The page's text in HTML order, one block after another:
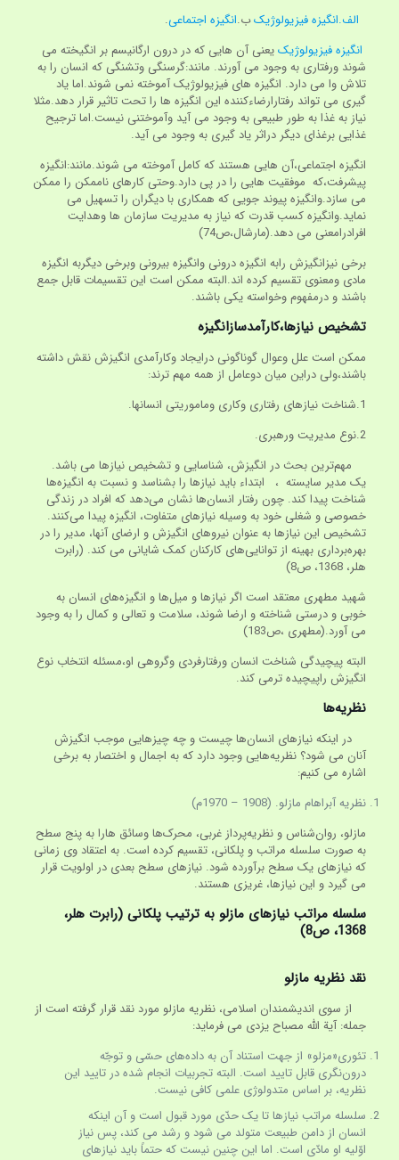
الف.انگیزه فیزیولوژیکب.انگیزه اجتماعی.
انگیزه فیزیولوژیکیعنی آن هایی که در درون ارگانیسم بر انگیخته می
شوند ورفتاری به وجود می آورند. مانند:گرسنگی وتشنگی که انسان را به
تلاش وا می دارد. انگیزه های فیزیولوژیک آموخته نمی شوند.اما یاد
گیری می تواند رفتارارضاءکننده این انگیزه ها را تحت تاثیر قرار دهد.مثلا
نیاز به غذا به طور طبیعی به وجود می آید وآموختنی نیست.اما ترجیح
غذایی برغذای دیگر دراثر یاد گیری به وجود می آید.
انگیزه اجتماعی،آن هایی هستند که کامل آموخته می شوند.مانند:انگیزه
پیشرفت،که موفقیت هایی را در پی دارد.وحتی کارهای ناممکن را ممکن
می سازد.وانگیزه پیوند جویی که همکاری با دیگران را تسهیل می
نماید.وانگیزه کسب قدرت که نیاز به مدیریت سازمان ها وهدایت
افرادرامعنی می دهد.(مارشال،ص74)
برخی نیزانگیزش رابه انگیزه درونی وانگیزه بیرونی وبرخی دیگربه انگیزه
مادی ومعنوی تقسیم کرده اند.البته ممکن است این تقسیمات قابل جمع
باشند و درمفهوم وخواسته یکی باشند.
تشخیص نیازها،کارآمدسازانگیزه
ممکن است علل وعوال گوناگونی درایجاد وکارآمدی انگیزش نقش داشته
باشند،ولی دراین میان دوعامل از همه مهم ترند:
1.شناخت نیازهای رفتاری وکاری وماموریتی انسانها.
2.نوع مدیریت ورهبری.
مهم‌ترین بحث در انگیزش، شناسایی و تشخیص نیازها می باشد.
یک مدیر سایسته ، ابتداء باید نیازها را بشناسد و نسبت به انگیزه‌ها
شناخت پیدا کند. چون رفتار انسان‌ها نشان می‌دهد که افراد در زندگی
خصوصی و شغلی خود به وسیله نیازهای متفاوت، انگیزه پیدا می‌کنند.
تشخیص این نیازها به عنوان نیروهای انگیزش و ارضای آنها، مدیر را در
بهره‌برداری بهینه از توانایی‌های کارکنان کمک شایانی می کند. (رابرت
هلر، 1368، ص8)
شهید مطهری معتقد است اگر نیازها و میل‌ها و انگیزه‌های انسان به
خوبی و درستی شناخته و ارضا شوند، سلامت و تعالی و کمال را به وجود
می آورد.(مطهری ،ص183)
البته پیچیدگی شناخت انسان ورفتارفردی وگروهی او،مسئله انتخاب نوع
انگیزش راپیچیده ترمی کند.
نظریه‌ها
در اینکه نیازهای انسان‌ها چیست و چه چیزهایی موجب انگیزش
آنان می شود؟ نظریه‌هایی وجود دارد که به اجمال و اختصار به برخی
اشاره می کنیم:
نظریه آبراهام مازلو. (1908 – 1970م)
مازلو، روان‌شناس و نظریه‌پرداز غربی، محرک‌ها وسائق هارا به پنج سطح
به صورت سلسله مراتب و پلکانی، تقسیم کرده است. به اعتقاد وی زمانی
که نیازهای یک سطح برآورده شود. نیازهای سطح بعدی در اولویت قرار
می گیرد و این نیازها، غریزی هستند.
سلسله مراتب نیازهای مازلو به ترتیب پلکانی (رابرت هلر،
1368، ص8)
نقد نظریه مازلو
از سوی اندیشمندان اسلامی، نظریه مازلو مورد نقد قرار گرفته است از
جمله: آیة الله مصباح یزدی می فرماید:
تئوری«مزلو» از جهت استناد آن به داده‌های حسّی و توجّه
درون‌نگری قابل تایید است. البته تجربیات انجام شده در تایید این
نظریه، بر اساس متدولوژی علمی کافی نیست.
سلسله مراتب نیازها تا یک حدّی مورد قبول است و آن اینکه
انسان از دامن طبیعت متولد می شود و رشد می کند، پس نیاز
اوّلیه او مادّی است. اما این چنین نیست که حتماً باید نیازهای